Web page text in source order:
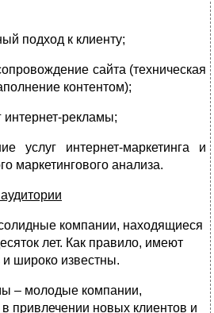
подход к клиенту;
сайта (техническая
контентом);
интернет-рекламы;
услуг интернет-маркетинга и
маркетингового анализа.
компании, находящиеся
лет. Как правило, имеют
широко известны.
– молодые компании,
привлечении новых клиентов и